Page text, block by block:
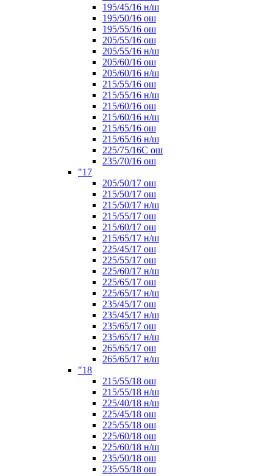
195/45/16 н/ш
195/50/16 ош
195/55/16 ош
205/55/16 ош
205/55/16 н/ш
205/60/16 ош
205/60/16 н/ш
215/55/16 ош
215/55/16 н/ш
215/60/16 ош
215/60/16 н/ш
215/65/16 ош
215/65/16 н/ш
225/75/16C ош
235/70/16 ош
"17
205/50/17 ош
215/50/17 ош
215/50/17 н/ш
215/55/17 ош
215/60/17 ош
215/65/17 н/ш
225/45/17 ош
225/55/17 ош
225/60/17 н/ш
225/65/17 ош
225/65/17 н/ш
235/45/17 ош
235/45/17 н/ш
235/65/17 ош
235/65/17 н/ш
265/65/17 ош
265/65/17 н/ш
"18
215/55/18 ош
215/55/18 н/ш
225/40/18 н/ш
225/45/18 ош
225/55/18 ош
225/60/18 ош
225/60/18 н/ш
235/50/18 ош
235/55/18 ош